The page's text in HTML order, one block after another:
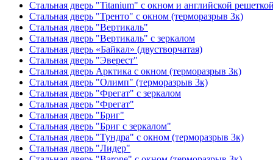
Стальная дверь "Titanium" с окном и английской
Стальная дверь "Тренто" с окном (терморазрыв 3к)
Стальная дверь "Вертикаль"
Стальная дверь "Вертикаль" с зеркалом
Стальная дверь «Байкал» (двустворчатая)
Стальная дверь "Эверест"
Стальная дверь Арктика с окном (терморазрыв 3к)
Стальная дверь "Олимп" (терморазрыв 3к)
Стальная дверь "Фрегат" с зеркалом
Стальная дверь "Фрегат"
Стальная дверь "Бриг"
Стальная дверь "Бриг с зеркалом"
Стальная дверь "Тундра" с окном (терморазрыв 3к)
Стальная дверь "Лидер"